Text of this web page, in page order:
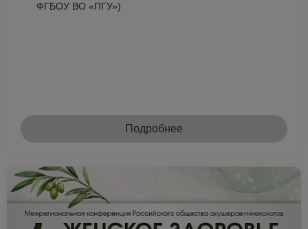
ФГБОУ ВО «ПГУ»)
Подробнее